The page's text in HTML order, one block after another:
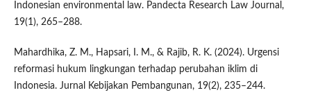
Indonesian environmental law. Pandecta Research Law Journal,
19(1), 265–288.
Mahardhika, Z. M., Hapsari, I. M., & Rajib, R. K. (2024). Urgensi
reformasi hukum lingkungan terhadap perubahan iklim di
Indonesia. Jurnal Kebijakan Pembangunan, 19(2), 235–244.